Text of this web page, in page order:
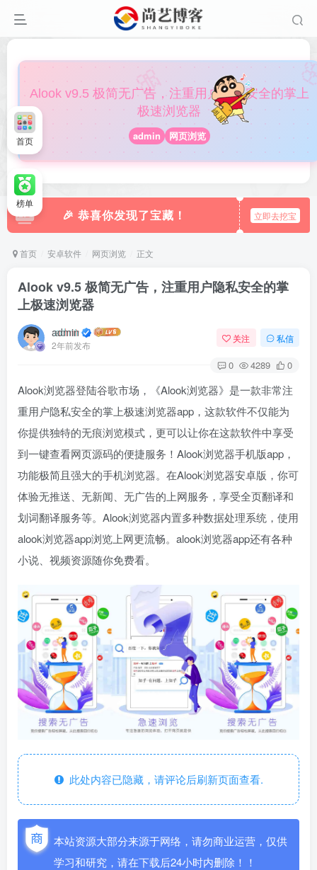
🎀
Alook v9.5 极简无广告，注重用户隐私安全的掌上
极速浏览器
admin 网页浏览
🎉 恭喜你发现了宝藏！ 立即去挖宝
首页 安卓软件 网页浏览 正文
Alook v9.5 极简无广告，注重用户隐私安全的掌
上极速浏览器
admin
2年前发布
关注 私信
0 4289 0
Alook浏览器登陆谷歌市场，《Alook浏览器》是一款非常注
重用户隐私安全的掌上极速浏览器app，这款软件不仅能为
你提供独特的无痕浏览模式，更可以让你在这款软件中享受
到一键查看网页源码的便捷服务！Alook浏览器手机版app，
功能极简且强大的手机浏览器。在Alook浏览器安卓版，你可
体验无推送、无新闻、无广告的上网服务，享受全页翻译和
划词翻译服务等。Alook浏览器内置多种数据处理系统，使用
alook浏览器app浏览上网更流畅。alook浏览器app还有各种
小说、视频资源随你免费看。
此处内容已隐藏，请评论后刷新页面查看.
本站资源大部分来源于网络，请勿商业运营，仅供
学习和研究，请在下载后24小时内删除！！
首页
榜单